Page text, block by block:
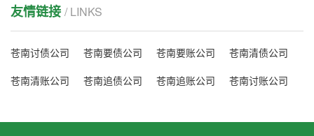
友情链接 / LINKS
苍南讨债公司 苍南要债公司 苍南要账公司
苍南清债公司
苍南清账公司
苍南追债公司 苍南追账公司 苍南讨账公司